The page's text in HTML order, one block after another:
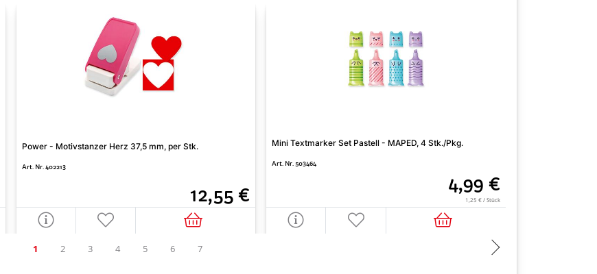
Power - Motivstanzer Herz 37,5 mm, per Stk.
Art. Nr. 402213
12,55 €
Mini Textmarker Set Pastell - MAPED, 4 Stk./Pkg.
Art. Nr. 503464
4,99 €
1,25 € / Stück